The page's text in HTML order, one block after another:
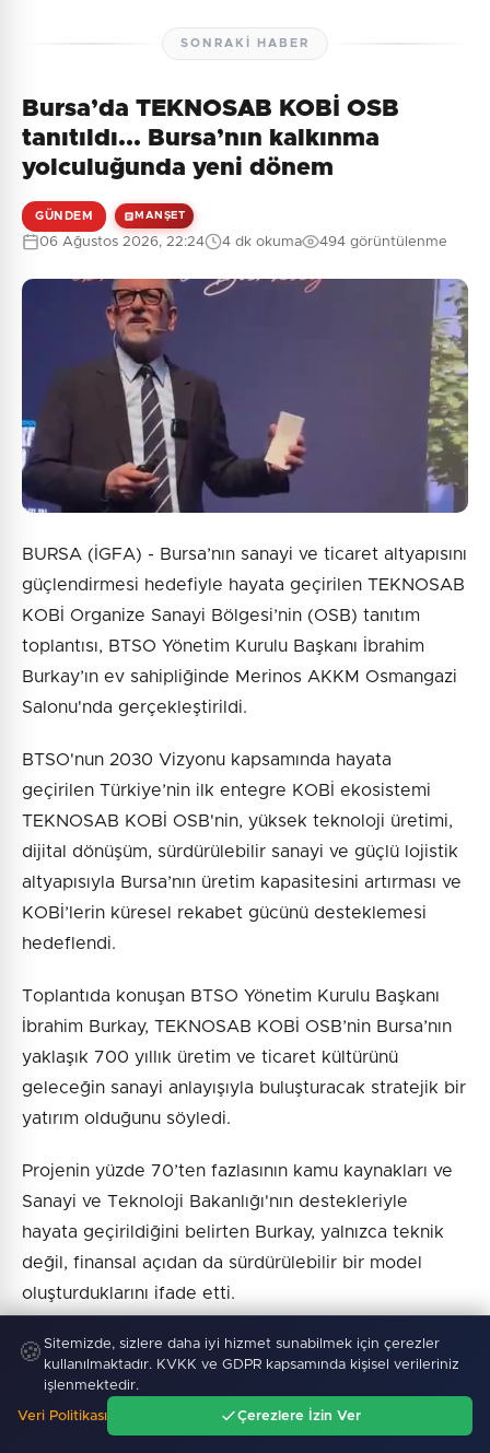
SONRAKI HABER
Bursa’da TEKNOSAB KOBİ OSB
tanıtıldı... Bursa’nın kalkınma
yolculuğunda yeni dönem
GÜNDEM MANŞET
06 Ağustos 2026, 22:24 4 dk okuma 494 görüntülenme
BURSA (İGFA) - Bursa’nın sanayi ve ticaret altyapısını
güçlendirmesi hedefiyle hayata geçirilen TEKNOSAB
KOBİ Organize Sanayi Bölgesi’nin (OSB) tanıtım
toplantısı, BTSO Yönetim Kurulu Başkanı İbrahim
Burkay’ın ev sahipliğinde Merinos AKKM Osmangazi
Salonu'nda gerçekleştirildi.
BTSO'nun 2030 Vizyonu kapsamında hayata
geçirilen Türkiye’nin ilk entegre KOBİ ekosistemi
TEKNOSAB KOBİ OSB'nin, yüksek teknoloji üretimi,
dijital dönüşüm, sürdürülebilir sanayi ve güçlü lojistik
altyapısıyla Bursa’nın üretim kapasitesini artırması ve
KOBİ’lerin küresel rekabet gücünü desteklemesi
hedeflendi.
Toplantıda konuşan BTSO Yönetim Kurulu Başkanı
İbrahim Burkay, TEKNOSAB KOBİ OSB’nin Bursa’nın
yaklaşık 700 yıllık üretim ve ticaret kültürünü
geleceğin sanayi anlayışıyla buluşturacak stratejik bir
yatırım olduğunu söyledi.
Projenin yüzde 70’ten fazlasının kamu kaynakları ve
Sanayi ve Teknoloji Bakanlığı'nın destekleriyle
hayata geçirildiğini belirten Burkay, yalnızca teknik
değil, finansal açıdan da sürdürülebilir bir model
oluşturduklarını ifade etti.
Burkay, Uludağ’da kurulan Bursa Business School’un
ardından yapay zekâ ve dijital dönüşüm odaklı yeni
bir eğitim ve inovasyon merkezi oluşturmayı
hedeflediklerini belirterek, “Bu projeler sadece
🍪 Sitemizde, sizlere daha iyi hizmet sunabilmek için çerezler
kullanılmaktadır. KVKK ve GDPR kapsamında kişisel verileriniz
işlenmektedir.
Veri Politikası Çerezlere İzin Ver
Gündem Ara Menü